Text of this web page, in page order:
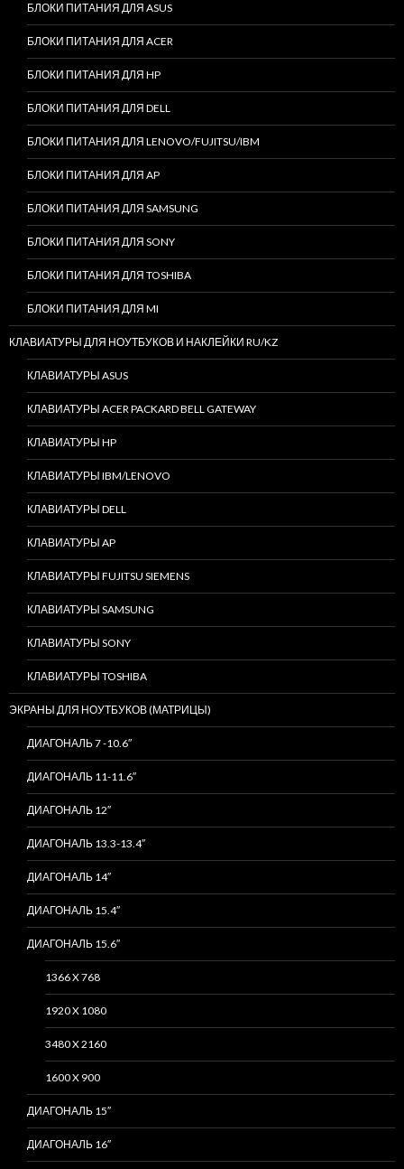
БЛОКИ ПИТАНИЯ ДЛЯ ASUS
БЛОКИ ПИТАНИЯ ДЛЯ ACER
БЛОКИ ПИТАНИЯ ДЛЯ HP
БЛОКИ ПИТАНИЯ ДЛЯ DELL
БЛОКИ ПИТАНИЯ ДЛЯ LENOVO/FUJITSU/IBM
БЛОКИ ПИТАНИЯ ДЛЯ AP
БЛОКИ ПИТАНИЯ ДЛЯ SAMSUNG
БЛОКИ ПИТАНИЯ ДЛЯ SONY
БЛОКИ ПИТАНИЯ ДЛЯ TOSHIBA
БЛОКИ ПИТАНИЯ ДЛЯ MI
КЛАВИАТУРЫ ДЛЯ НОУТБУКОВ И НАКЛЕЙКИ RU/KZ
КЛАВИАТУРЫ ASUS
КЛАВИАТУРЫ ACER PACKARD BELL GATEWAY
КЛАВИАТУРЫ HP
КЛАВИАТУРЫ IBM/LENOVO
КЛАВИАТУРЫ DELL
КЛАВИАТУРЫ AP
КЛАВИАТУРЫ FUJITSU SIEMENS
КЛАВИАТУРЫ SAMSUNG
КЛАВИАТУРЫ SONY
КЛАВИАТУРЫ TOSHIBA
ЭКРАНЫ ДЛЯ НОУТБУКОВ (МАТРИЦЫ)
ДИАГОНАЛЬ 7 -10.6″
ДИАГОНАЛЬ 11-11.6″
ДИАГОНАЛЬ 12″
ДИАГОНАЛЬ 13.3-13.4″
ДИАГОНАЛЬ 14″
ДИАГОНАЛЬ 15.4″
ДИАГОНАЛЬ 15.6″
1366 X 768
1920 X 1080
3480 X 2160
1600 X 900
ДИАГОНАЛЬ 15″
ДИАГОНАЛЬ 16″